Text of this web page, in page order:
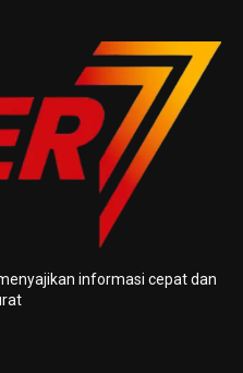
informasi cepat dan